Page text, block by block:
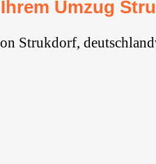
Umzug
Strukdorf,